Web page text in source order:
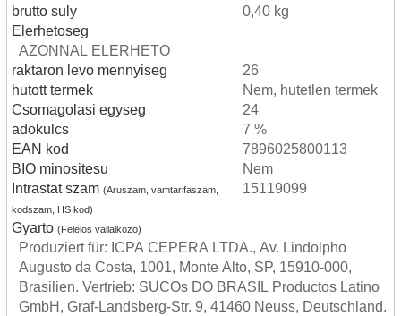
brutto suly
0,40 kg
Elerhetoseg
AZONNAL ELERHETO
raktaron levo mennyiseg
26
hutott termek
Nem, hutetlen termek
Csomagolasi egyseg
24
adokulcs
7 %
EAN kod
7896025800113
BIO minositesu
Nem
Intrastat szam (Aruszam, vamtarifaszam,
kodszam, HS kod)
15119099
Gyarto (Felelos vallalkozo)
Produziert für: ICPA CEPERA LTDA., Av. Lindolpho
Augusto da Costa, 1001, Monte Alto, SP, 15910-000,
Brasilien. Vertrieb: SUCOs DO BRASIL Productos Latino
GmbH, Graf-Landsberg-Str. 9, 41460 Neuss, Deutschland.